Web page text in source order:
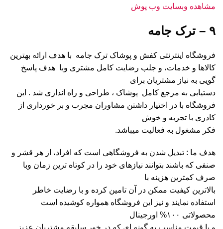
مشاهده وبسایت وب پوش
۹ – ترک جامه
فروشگاه اینترنتی کفش و پوشاک ترک جامه با هدف ارائه بهترین
کالاها و خدمات، و جلب رضایت کامل مشتری وبا هدف پاسخ
گویی به نیاز مشتریان برای
دستیابی به مرجع کامل پوشاک ، طراحی و راه اندازی شد . این
فروشگاه با در اختیار داشتن مشاوران مجرب و بر خورداری از
کادری با تجربه و خوش
فکر مشغول به فعالیت میباشد.
هدف ما : تبدیل شدن به فروشگاهی است که افراد، از هر قشر و
صنفی که باشند بتوانند نیازهای خود را در کوتاه ترین زمان وبا
صرف کمترین هزینه با
بالاترین کیفیت ممکن در آن تامین کرده و با رضایت خاطر
استفاده نمایند و نیز این فروشگاه همواره کوشیده است
محصولاتی ۱۰۰% اورجینال
و با قیمت مناسب به گونه ای که در خور سلیقه مشتریان عزیز